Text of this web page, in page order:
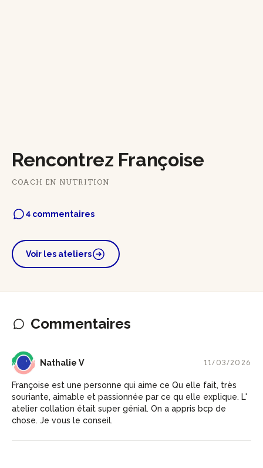
Rencontrez Françoise
COACH EN NUTRITION
4 commentaires
Voir les ateliers
Commentaires
NV Nathalie V 11/03/2026
Françoise est une personne qui aime ce Qu elle fait, très
souriante, aimable et passionnée par ce qu elle explique. L'
atelier collation était super génial. On a appris bcp de
chose. Je vous le conseil.